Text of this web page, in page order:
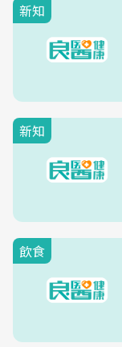
新知
新知
飲食